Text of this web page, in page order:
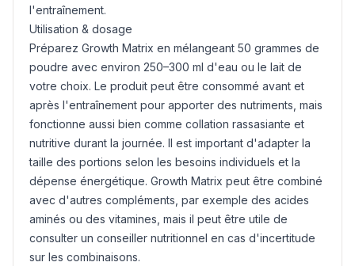
l'entraînement.
Utilisation & dosage
Préparez Growth Matrix en mélangeant 50 grammes de
poudre avec environ 250–300 ml d'eau ou le lait de
votre choix. Le produit peut être consommé avant et
après l'entraînement pour apporter des nutriments, mais
fonctionne aussi bien comme collation rassasiante et
nutritive durant la journée. Il est important d'adapter la
taille des portions selon les besoins individuels et la
dépense énergétique. Growth Matrix peut être combiné
avec d'autres compléments, par exemple des acides
aminés ou des vitamines, mais il peut être utile de
consulter un conseiller nutritionnel en cas d'incertitude
sur les combinaisons.